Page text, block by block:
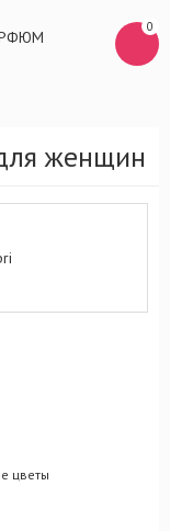
0
женщин
цветы